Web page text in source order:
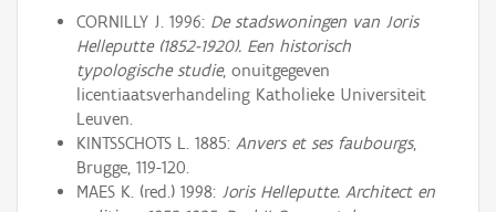
CORNILLY J. 1996: De stadswoningen van Joris
Helleputte (1852-1920). Een historisch
typologische studie, onuitgegeven
licentiaatsverhandeling Katholieke Universiteit
Leuven.
KINTSSCHOTS L. 1885: Anvers et ses faubourgs,
Brugge, 119-120.
MAES K. (red.) 1998: Joris Helleputte. Architect en